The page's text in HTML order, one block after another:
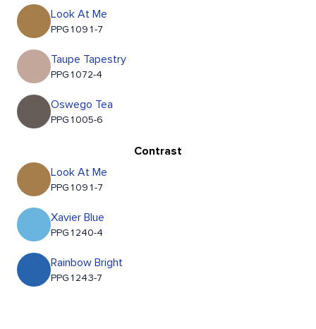
Look At Me
PPG1091-7
Taupe Tapestry
PPG1072-4
Oswego Tea
PPG1005-6
Contrast
Look At Me
PPG1091-7
Xavier Blue
PPG1240-4
Rainbow Bright
PPG1243-7